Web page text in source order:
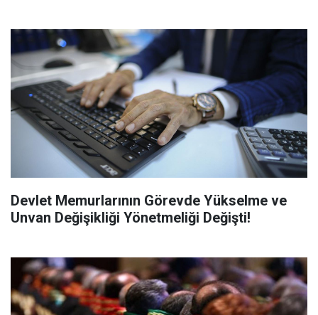
Devlet Memurlarının Görevde Yükselme ve
Unvan Değişikliği Yönetmeliği Değişti!